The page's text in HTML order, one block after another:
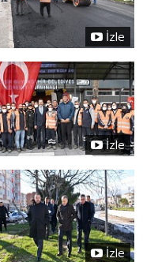
İzle
İzle
İzle